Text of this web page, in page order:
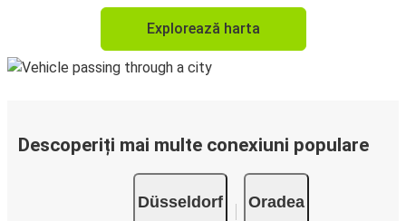
Explorează harta
Descoperiți mai multe conexiuni populare
Düsseldorf Oradea